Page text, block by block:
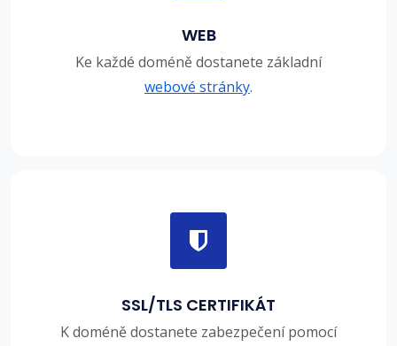
WEB
Ke každé doméně dostanete základní
webové stránky.
SSL/TLS CERTIFIKÁT
K doméně dostanete zabezpečení pomocí